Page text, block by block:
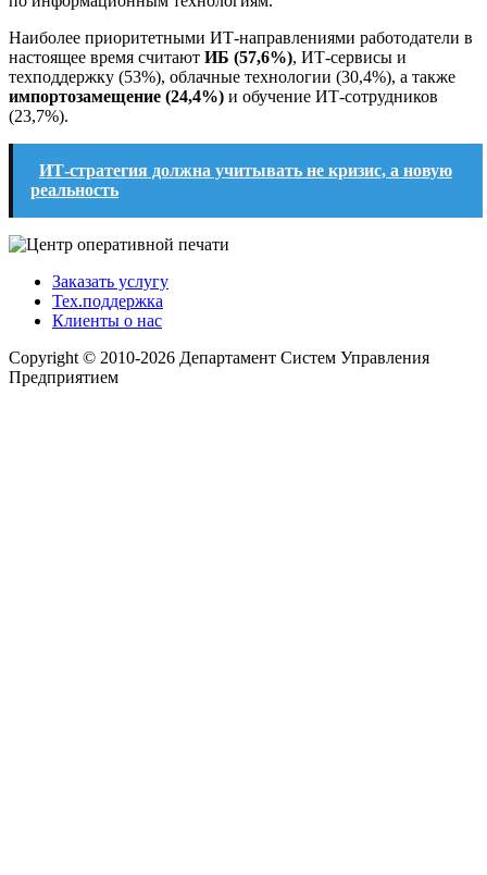
Наиболее приоритетными ИТ-направлениями работодатели в
настоящее время считают ИБ (57,6%), ИТ-сервисы и
техподдержку (53%), облачные технологии (30,4%), а также
импортозамещение (24,4%) и обучение ИТ-сотрудников
(23,7%).
ИТ-стратегия должна учитывать не кризис, а новую
реальность
Заказать услугу
Тех.поддержка
Клиенты о нас
Copyright © 2010-2026 Департамент Систем Управления
Предприятием